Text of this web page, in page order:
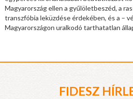
Magyarország ellen a gyűlöletbeszéd, a
transzfóbia leküzdése érdekében, és a –
Magyarországon uralkodó tarthatatlan
FIDESZ